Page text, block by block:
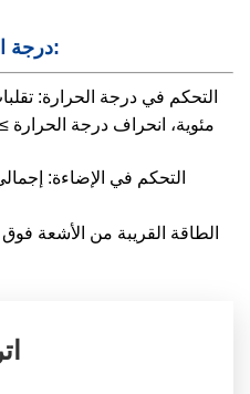
درجة الحرارة والرطوبة المواصفات:
مئوية، انحراف درجة الحرارة ≥ ±2.0 درجة مئوية (نفس
التحكم في الإضاءة: إجمالي